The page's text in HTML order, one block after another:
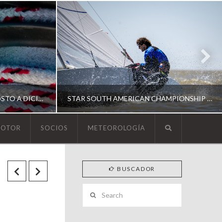
ESCUELA DE YACHTING | AGOSTO A DICIEMBRE 2026 STAR SOUTH AMERICAN CHAMPIONSHIP 2026
SOUTH AMERICAN STAR 2026
SOCIOS METEOROLOGÍA
BUSCADOR